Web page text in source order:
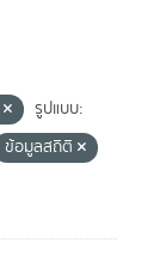
รูปแบบ:
ข้อมูลสถิติ